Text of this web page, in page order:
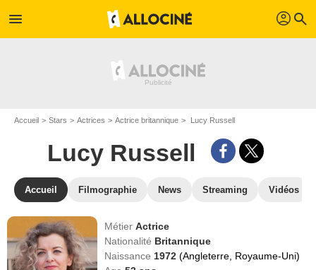
menu profil search
Accueil Stars Actrices Actrice britannique Lucy Russell
Lucy Russell
Accueil Filmographie News Streaming Vidéos
MétierActrice
Nationalité Britannique
Naissance 1972(Angleterre, Royaume-Uni)